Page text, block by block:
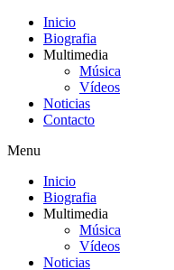
Inicio
Biografia
Multimedia
Música
Vídeos
Noticias
Contacto
Menu
Inicio
Biografia
Multimedia
Música
Vídeos
Noticias